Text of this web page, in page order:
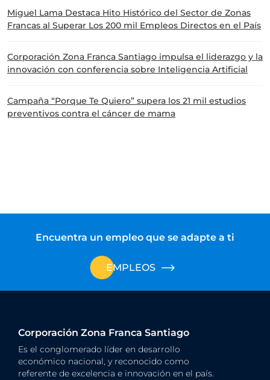
Miguel Lama Destaca Hito Histórico del Sector de Zonas
Francas al Superar Los 200 mil Empleos Directos en el País
Corporación Zona Franca Santiago impulsa el liderazgo y la
innovación con conferencia sobre Inteligencia Artificial
Campaña “Porque Te Quiero” supera los 21 mil estudios
preventivos contra el cáncer de mama
Encuentra un empleo que se adapte a ti
EMPLEOS
Corporación Zona Franca Santiago
Es el conglomerado líder en desarrollo
económico nacional, y reconocido como
referente de excelencia e innovación en el país.